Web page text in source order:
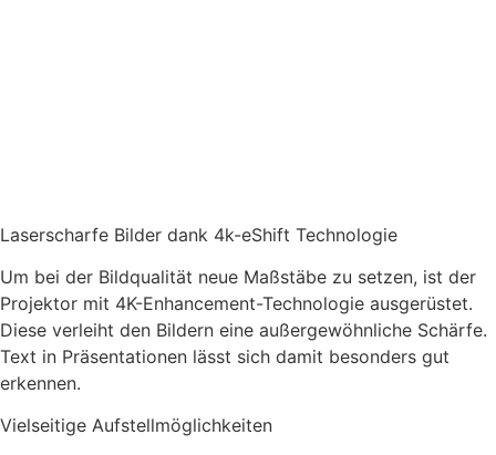
Laserscharfe Bilder dank 4k-eShift Technologie
Um bei der Bildqualität neue Maßstäbe zu setzen, ist der
Projektor mit 4K-Enhancement-Technologie ausgerüstet.
Diese verleiht den Bildern eine außergewöhnliche Schärfe.
Text in Präsentationen lässt sich damit besonders gut
erkennen.
Vielseitige Aufstellmöglichkeiten